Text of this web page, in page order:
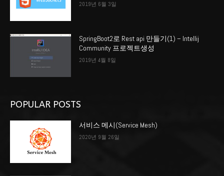
2019년 6월 3일
SpringBoot2로 Rest api 만들기(1) – Intellij
Community 프로젝트생성
2019년 4월 8일
POPULAR POSTS
서비스 메시(Service Mesh)
2020년 9월 26일